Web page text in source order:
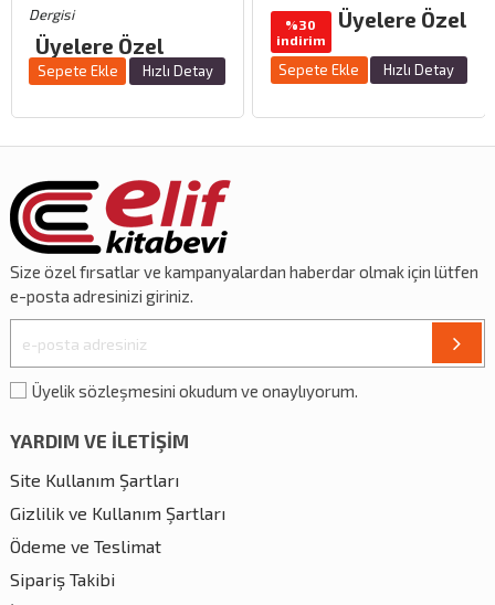
Dergisi
Üyelere Özel
Sepete Ekle Hızlı Detay
%30
indirim
Üyelere Özel
Sepete Ekle Hızlı Detay
Size özelfırsatlarve kampanyalardan haberdar olmak için lütfen
e-posta adresinizi giriniz.
Üyelik sözleşmesini okudum ve onaylıyorum.
YARDIM VE İLETİŞİM
Site Kullanım Şartları
Gizlilik ve Kullanım Şartları
Ödeme ve Teslimat
Sipariş Takibi